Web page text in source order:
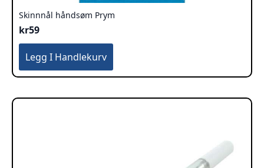
Skinnnål håndsøm Prym
kr59
Legg I Handlekurv